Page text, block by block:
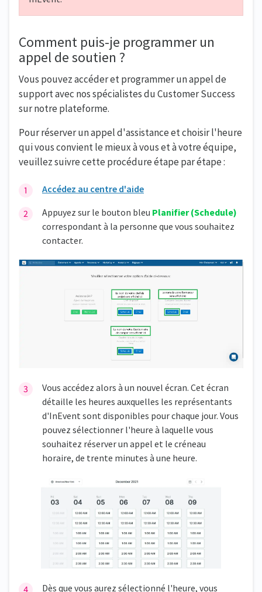
Comment puis-je programmer un
appel de soutien ?
Vous pouvez accéder et programmer un appel de
support avec nos spécialistes du Customer Success
sur notre plateforme.
Pour réserver un appel d'assistance et choisir l'heure
qui vous convient le mieux à vous et à votre équipe,
veuillez suivre cette procédure étape par étape :
Accédez au centre d'aide
Appuyez sur le bouton bleu Planifier (Schedule)
correspondant à la personne que vous souhaitez
contacter.
Vous accédez alors à un nouvel écran. Cet écran
détaille les heures auxquelles les représentants
d'InEvent sont disponibles pour chaque jour. Vous
pouvez sélectionner l'heure à laquelle vous
souhaitez réserver un appel et le créneau
horaire, de trente minutes à une heure.
Dès que vous aurez sélectionné l'heure, vous